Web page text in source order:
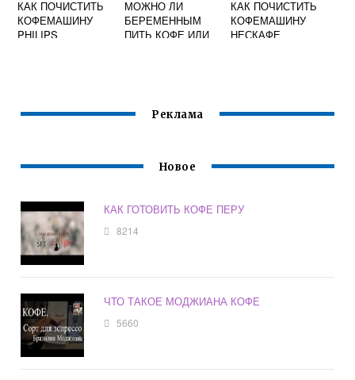
КАК ПОЧИСТИТЬ
КОФЕМАШИНУ
PHILIPS
МОЖНО ЛИ
БЕРЕМЕННЫМ
ПИТЬ КОФЕ ИЛИ
КАК ПОЧИСТИТЬ
КОФЕМАШИНУ
НЕСКАФЕ
Реклама
Новое
КАК ГОТОВИТЬ КОФЕ ПЕРУ
8214
ЧТО ТАКОЕ МОДЖИАНА КОФЕ
5660